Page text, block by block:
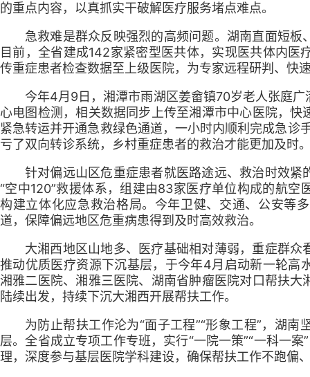
的重点内容，以真抓实干破解医疗服务堵点难点。
急救难是群众反映强烈的高频问题。湖南直面短
目前，全省建成142家紧密型医共体，实现医共体内
传重症患者检查数据至上级医院，为专家远程研判、快
今年4月9日，湘潭市雨湖区姜畲镇70岁老人张庭
心电图检测，相关数据同步上传至湘潭市中心医院，
紧急转运并开通急救绿色通道，一小时内顺利完成急诊
亏了双向转诊系统，乡村重症患者的救治才能更加及时
针对偏远山区危重症患者就医路途远、救治时效
“空中120”救援体系，组建由83家医疗单位构成的航
构建立体化应急救治格局。今年卫健、交通、公安等
道，保障偏远地区危重病患得到及时高效救治。
大湘西地区山地多、医疗基础相对薄弱，重症群
推动优质医疗资源下沉基层，于今年4月启动新一轮高
湘雅二医院、湘雅三医院、湖南省肿瘤医院对口帮扶
陆续出发，持续下沉大湘西开展帮扶工作。
为防止帮扶工作沦为“面子工程”“形象工程”，湖
层。全省成立专项工作专班，实行“一院一策”“一科一
理，深度参与基层医院学科建设，确保帮扶工作不跑偏